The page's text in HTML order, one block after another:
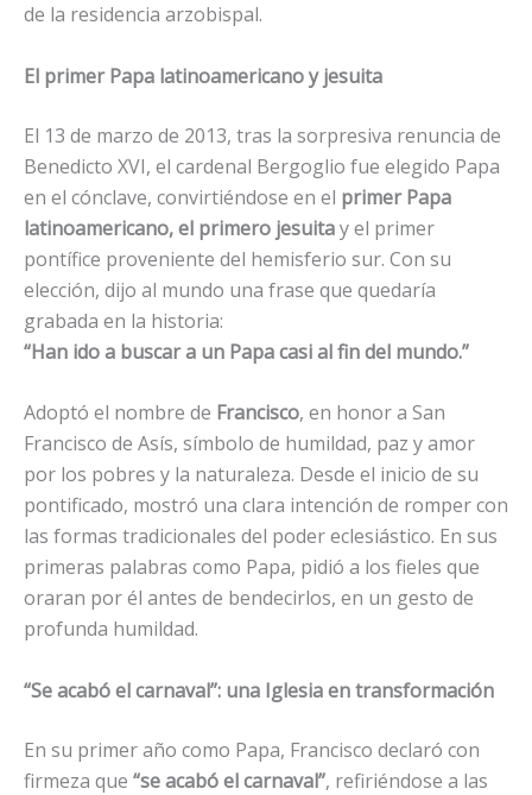
de la residencia arzobispal.
El primer Papa latinoamericano y jesuita
El 13 de marzo de 2013, tras la sorpresiva renuncia de
Benedicto XVI, el cardenal Bergoglio fue elegido Papa
en el cónclave, convirtiéndose en el primer Papa
latinoamericano, el primero jesuitay el primer
pontífice proveniente del hemisferio sur. Con su
elección, dijo al mundo una frase que quedaría
grabada en la historia:
“Han ido a buscar a un Papa casi al fin del mundo.”
Adoptó el nombre de Francisco, en honor a San
Francisco de Asís, símbolo de humildad, paz y amor
por los pobres y la naturaleza. Desde el inicio de su
pontificado, mostró una clara intención de romper con
las formas tradicionales del poder eclesiástico. En sus
primeras palabras como Papa, pidió a los fieles que
oraran por él antes de bendecirlos, en un gesto de
profunda humildad.
“Se acabó el carnaval”: una Iglesia en transformación
En su primer año como Papa, Francisco declaró con
firmeza que “se acabó el carnaval”, refiriéndose a las